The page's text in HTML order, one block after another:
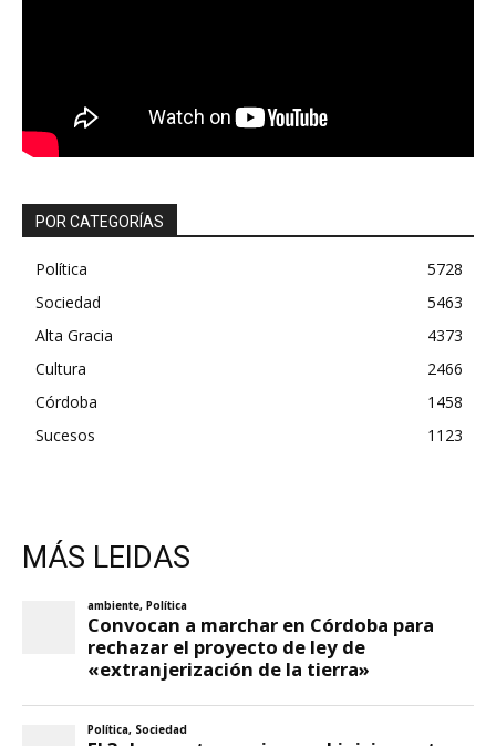
POR CATEGORÍAS
Política
5728
Sociedad
5463
Alta Gracia
4373
Cultura
2466
Córdoba
1458
Sucesos
1123
MÁS LEIDAS